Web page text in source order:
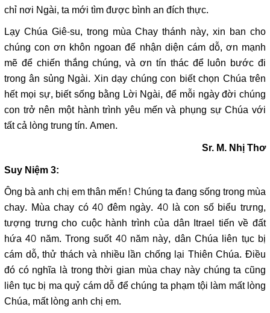
chỉ nơi Ngài, ta mới tìm được bình an đích thực.
Lạy Chúa Giê-su, trong mùa Chay thánh này, xin ban cho
chúng con ơn khôn ngoan để nhận diện cám dỗ, ơn mạnh
mẽ để chiến thắng chúng, và ơn tín thác để luôn bước đi
trong ân sủng Ngài. Xin dạy chúng con biết chọn Chúa trên
hết mọi sự, biết sống bằng Lời Ngài, để mỗi ngày đời chúng
con trở nên một hành trình yêu mến và phụng sự Chúa với
tất cả lòng trung tín. Amen.
Sr. M. Nhị Thơ
Suy Niệm 3:
Ông bà anh chị em thân mến! Chúng ta đang sống trong mùa
chay. Mùa chay có 40 đêm ngày. 40 là con số biểu trưng,
tượng trưng cho cuộc hành trình của dân Itrael tiến về đất
hứa 40 năm. Trong suốt 40 năm này, dân Chúa liên tục bị
cám dỗ, thử thách và nhiều lần chống lại Thiên Chúa. Điều
đó có nghĩa là trong thời gian mùa chay này chúng ta cũng
liên tục bị ma quỷ cám dỗ để chúng ta phạm tội làm mất lòng
Chúa, mất lòng anh chị em.